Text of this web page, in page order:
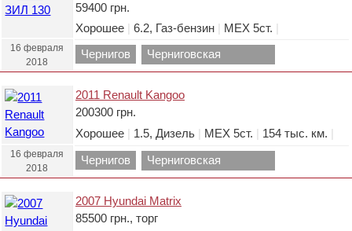
59400 грн.
Хорошее
6.2, Газ-бензин МЕХ 5ст.
16 февраля
2018
Чернигов
Черниговская
область.
2011 Renault Kangoo
200300 грн.
Хорошее
1.5, Дизель МЕХ 5ст. 154 тыс. км.
16 февраля
2018
Чернигов
Черниговская
область.
2007 Hyundai Matrix
85500 грн., торг